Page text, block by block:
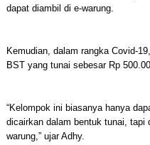
dapat diambil di e-warung.
Kemudian, dalam rangka Covid-
BST yang tunai sebesar Rp
“Kelompok ini biasanya hanya
dicairkan dalam bentuk tunai, tapi
warung,” ujar Adhy.